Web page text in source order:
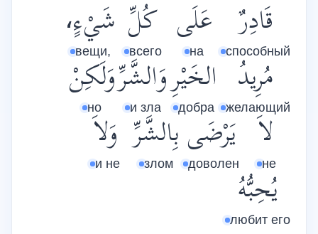
قَادِرٌ
способный
عَلَى
на
كُلِّ
всего
شَيْءٍ،
вещи,
مُرِيدُ
желающий
الخَيْرِ
добра
وَالشَّرِّ
и зла
وَلَكِنْ
но
لاَ
не
يَرْضَى
доволен
بِالشَّرِّ
злом
وَلاَ
и не
يُحِبُّهُ
любит его